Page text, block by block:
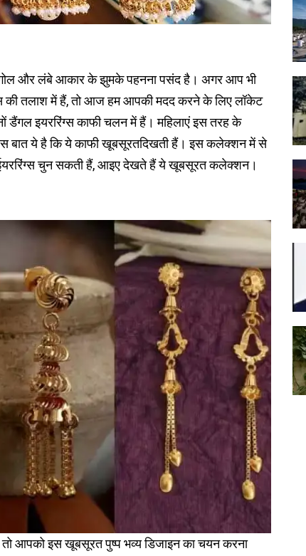
और लंबे आकार के झुमके पहनना पसंद है। अगर आप भी
की तलाश में हैं, तो आज हम आपकी मदद करने के लिए लॉकेट
इयररिंग्स काफी चलन में हैं। महिलाएं इस तरह के
बात ये है कि ये काफी खूबसूरतदिखती हैं। इस कलेक्शन में से
चुन सकती हैं, आइए देखते हैं ये खूबसूरत कलेक्शन।
आपको इस खूबसूरत पुष्प भव्य डिजाइन का चयन करना